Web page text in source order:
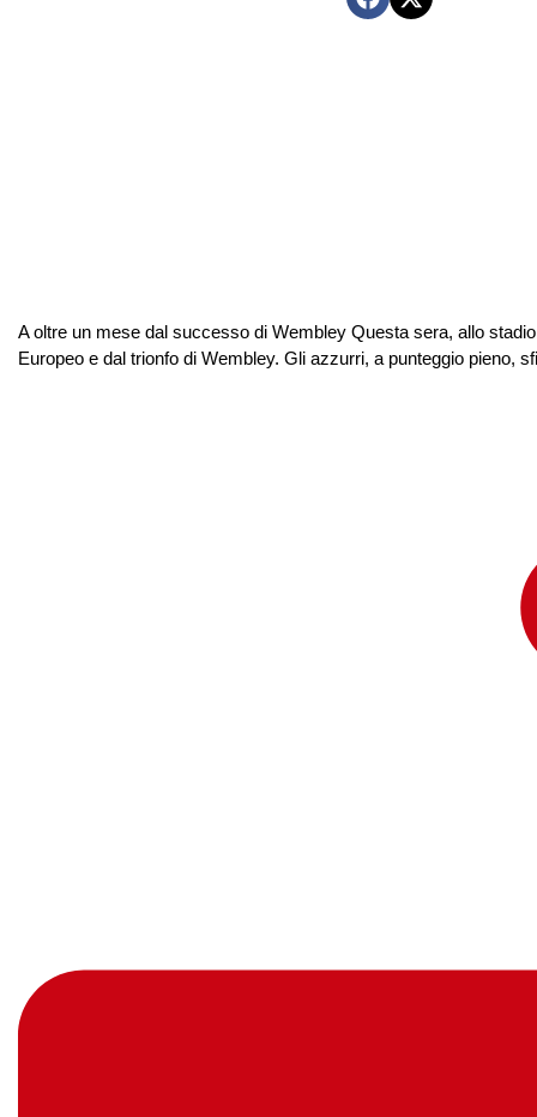
A oltre un mese dal successo di Wembley Questa sera, allo
Europeo e dal trionfo di Wembley. Gli azzurri, a punteggio pieno,